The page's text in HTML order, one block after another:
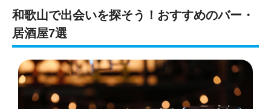
和歌山で出会いを探そう！おすすめのバー・
居酒屋7選